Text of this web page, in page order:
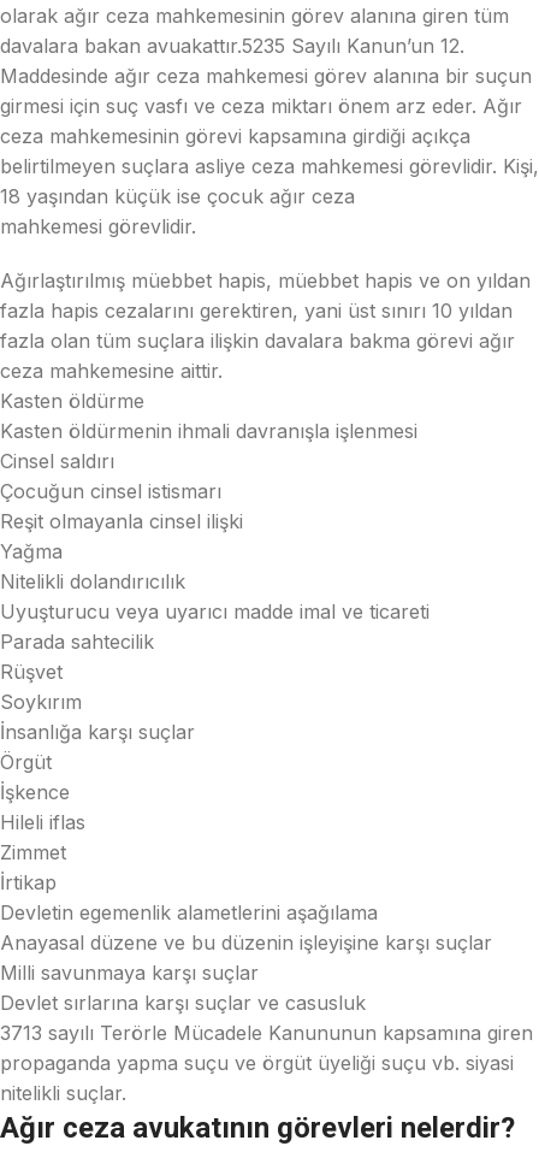
olarak ağır ceza mahkemesinin görev alanına giren tüm
davalara bakan avuakattır.5235 Sayılı Kanun’un 12.
Maddesinde ağır ceza mahkemesi görev alanına bir suçun
girmesi için suç vasfı ve ceza miktarı önem arz eder. Ağır
ceza mahkemesinin görevi kapsamına girdiği açıkça
belirtilmeyen suçlara asliye ceza mahkemesi görevlidir. Kişi,
18 yaşından küçük ise çocuk ağır ceza
mahkemesi görevlidir.
Ağırlaştırılmış müebbet hapis, müebbet hapis ve on yıldan
fazla hapis cezalarını gerektiren, yani üst sınırı 10 yıldan
fazla olan tüm suçlara ilişkin davalara bakma görevi ağır
ceza mahkemesine aittir.
Kasten öldürme
Kasten öldürmenin ihmali davranışla işlenmesi
Cinsel saldırı
Çocuğun cinsel istismarı
Reşit olmayanla cinsel ilişki
Yağma
Nitelikli dolandırıcılık
Uyuşturucu veya uyarıcı madde imal ve ticareti
Parada sahtecilik
Rüşvet
Soykırım
İnsanlığa karşı suçlar
Örgüt
İşkence
Hileli iflas
Zimmet
İrtikap
Devletin egemenlik alametlerini aşağılama
Anayasal düzene ve bu düzenin işleyişine karşı suçlar
Milli savunmaya karşı suçlar
Devlet sırlarına karşı suçlar ve casusluk
3713 sayılı Terörle Mücadele Kanununun kapsamına giren
propaganda yapma suçu ve örgüt üyeliği suçu vb. siyasi
nitelikli suçlar.
Ağır ceza avukatının görevleri nelerdir?